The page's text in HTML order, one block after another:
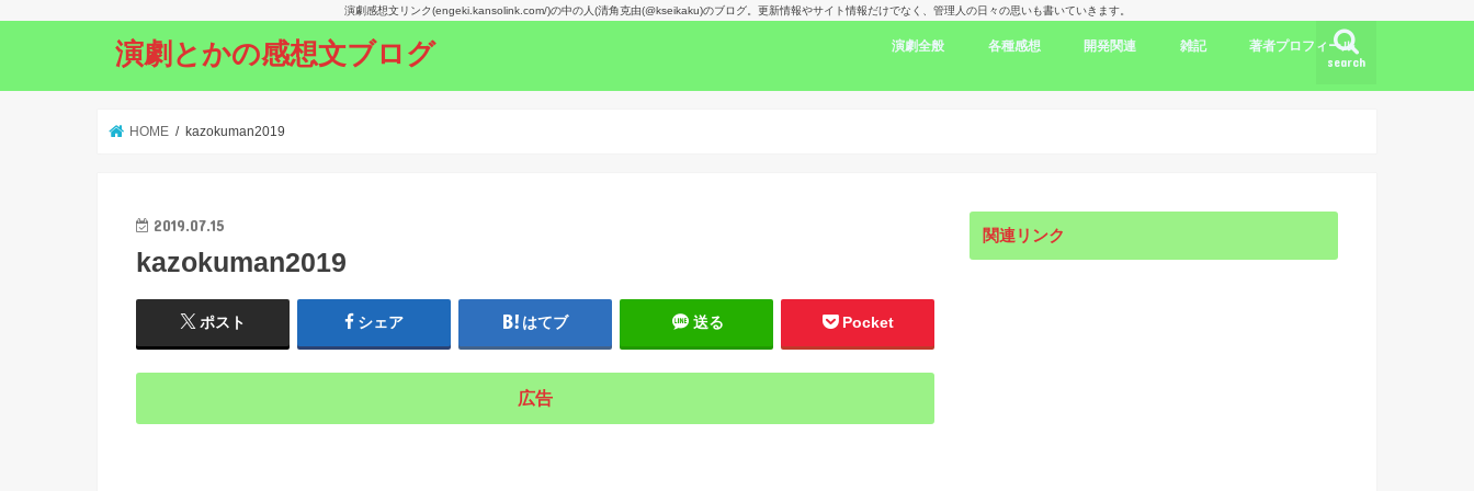
演劇感想文リンク(engeki.kansolink.com/)の中の人(清角克由(@kseikaku)のブログ。更新情報やサイト情報だけでなく、管理人の日々の思いも書いていきます。
演劇とかの感想文ブログ search
演劇全般
演劇感想文リンク
舞台で見た人のドラマ出演情報
楽しみな舞台！
演劇賞
各種感想
劇評 海外劇評
書評 KDP
映画評
旅行記
開発関連
開発言語
iPhone/Mac
WordPress
Ubuntu
集合知/人工知能
雑記
日本
アメリカ
韓国
中国
著者プロフィール
HOME kazokuman2019
2019.07.15
kazokuman2019
ポスト シェア はてブ 送る Pocket
広告
関連リンク